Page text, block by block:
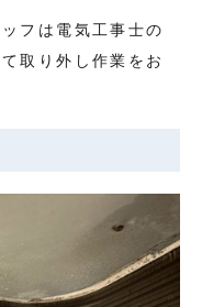
フは電気工事士の
取り外し作業をお